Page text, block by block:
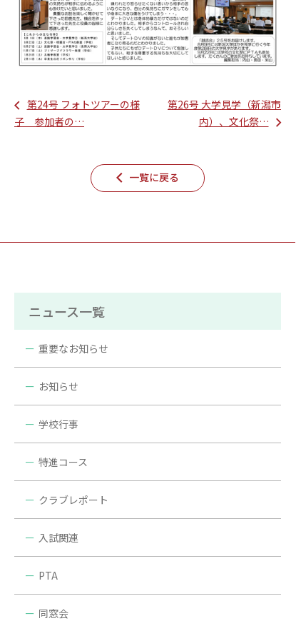
第24号 フォトツアーの様
子 参加者の…
第26号 大学見学（新潟市
内）、文化祭…
一覧に戻る
ニュース一覧
重要なお知らせ
お知らせ
学校行事
特進コース
クラブレポート
入試関連
PTA
同窓会